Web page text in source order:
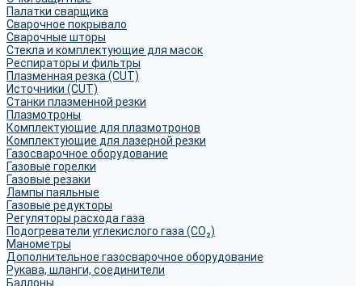
Палатки сварщика
Сварочное покрывало
Сварочные шторы
Стекла и комплектующие для масок
Респираторы и фильтры
Плазменная резка (CUT)
Источники (CUT)
Станки плазменной резки
Плазмотроны
Комплектующие для плазмотронов
Комплектующие для лазерной резки
Газосварочное оборудование
Газовые горелки
Газовые резаки
Лампы паяльные
Газовые редукторы
Регуляторы расхода газа
Подогреватели углекислого газа (CO₂)
Манометры
Дополнительное газосварочное оборудование
Рукава, шланги, соединители
Баллоны